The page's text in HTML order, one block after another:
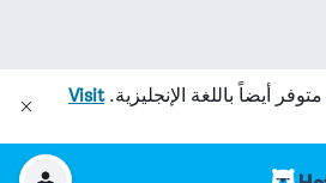
متوفر أيضاً باللغة الإنجليزية.Visit